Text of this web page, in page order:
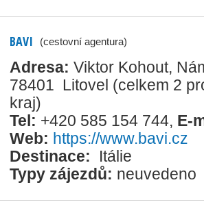
BAVI (cestovní agentura)
Adresa: Viktor Kohout,
78401 Litovel (celkem 2
kraj)
Tel: +420 585 154 744, E-
Web: https://www.bavi.cz
Destinace:
Itálie
Typy zájezdů: neuvedeno